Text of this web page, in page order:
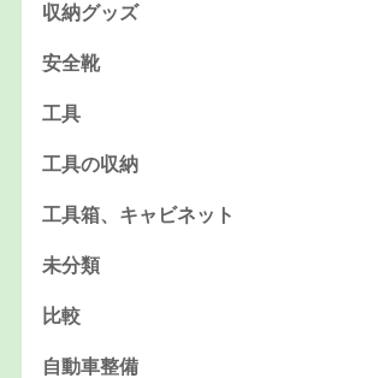
収納グッズ
安全靴
工具
工具の収納
工具箱、キャビネット
未分類
比較
自動車整備